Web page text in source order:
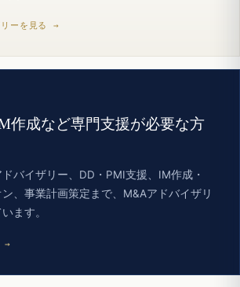
リーを見る →
作成など専門支援が必要な方
バイザリー、DD・PMI支援、IM作成・
、事業計画策定まで、M&Aアドバイザリ
ます。
→